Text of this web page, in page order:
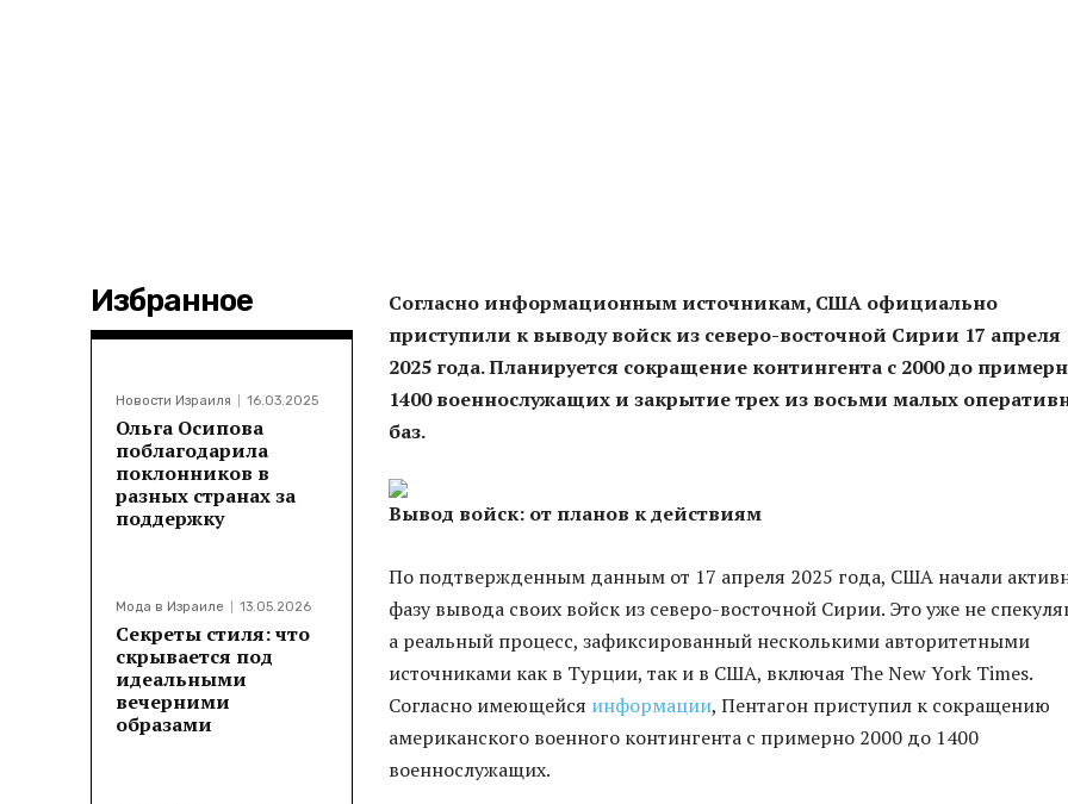
Избранное
Новости Израиля 16.03.2025
Ольга Осипова
поблагодарила
поклонников в
разных странах за
поддержку
Мода в Израиле 13.05.2026
Секреты стиля: что
скрывается под
идеальными
вечерними
образами
Согласно информационным источникам, США официально
приступили к выводу войск из северо-восточной Сирии 17 апреля
2025 года. Планируется сокращение контингента с 2000 до
1400 военнослужащих и закрытие трех из восьми малых
баз.
Вывод войск: от планов к действиям
По подтвержденным данным от 17 апреля 2025 года, США начали
фазу вывода своих войск из северо-восточной Сирии. Это уже не
а реальный процесс, зафиксированный несколькими авторитетными
источниками как в Турции, так и в США, включая The New York Times.
Согласно имеющейся информации, Пентагон приступил к сокращению
американского военного контингента с примерно 2000 до 1400
военнослужащих.